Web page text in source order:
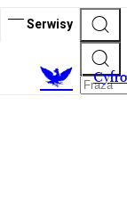
Serwisy
C